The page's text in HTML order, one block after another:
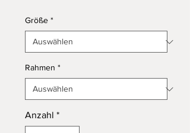
Größe *
Rahmen *
Anzahl *